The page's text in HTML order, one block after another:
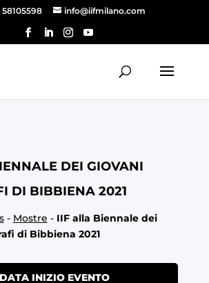
58105598 info@iifmilano.com
DEI GIOVANI
DI BIBBIENA 2021
- Mostre - IIF alla Biennale dei
di Bibbiena 2021
DATA INIZIO EVENTO